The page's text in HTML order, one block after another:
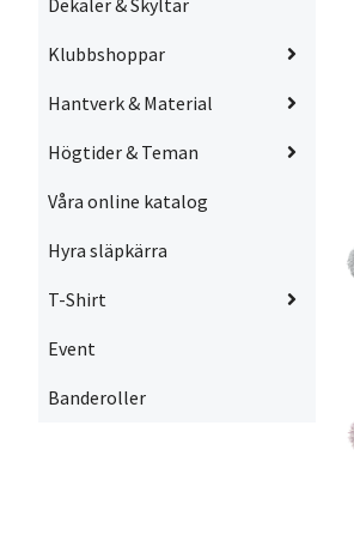
Klubbshoppar
Hantverk & Material
Högtider & Teman
Våra online katalog
Hyra släpkärra
T-Shirt
Event
Banderoller